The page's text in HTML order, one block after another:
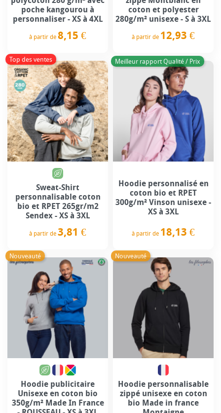
poche kangourou à
personnaliser - XS à 4XL
à partir de 8,15 €
coton et polyester
280g/m² unisexe - S à 3XL
à partir de 12,93 €
Top des ventes
Sweat-Shirt
personnalisable coton
bio et RPET 265gr/m2
Sendex - XS à 3XL
à partir de 3,81 €
Meilleur rapport Qualité / Prix
Hoodie personnalisé en
coton bio et RPET
300g/m² Vinson unisexe -
XS à 3XL
à partir de 18,13 €
Nouveauté
Hoodie publicitaire
Unisexe en coton bio
350g/m² Made In France
Nouveauté
Hoodie personnalisable
zippé unisexe en coton
bio Made in france